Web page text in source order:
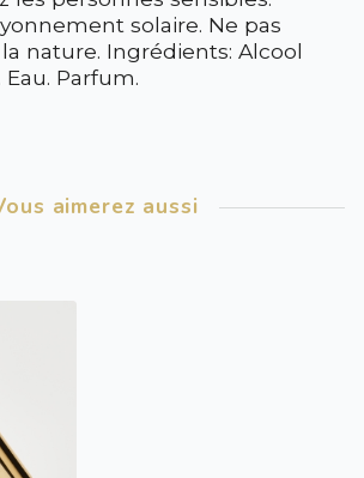
solaire. Ne pas
nature. Ingrédients: Alcool
Parfum.
aimerez aussi